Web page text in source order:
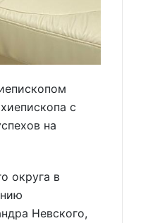
с
на
округа в
Невского,